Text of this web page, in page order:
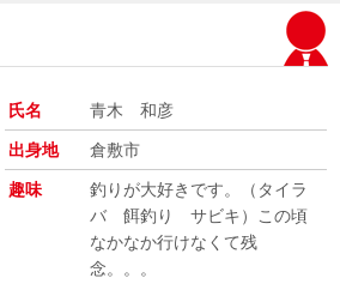
氏名 青木 和彦
出身地 倉敷市
趣味
釣りが大好きです。（タイラ
バ 餌釣り サビキ）この頃
なかなか行けなくて残
念。。。